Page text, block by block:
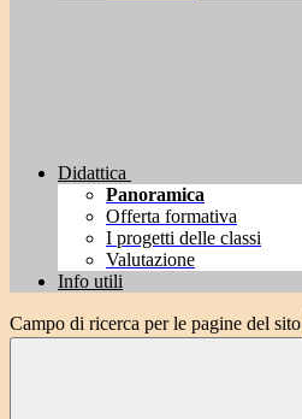
Didattica
Panoramica
Offerta formativa
I progetti delle classi
Valutazione
Info utili
Campo di ricerca per le pagine del sito